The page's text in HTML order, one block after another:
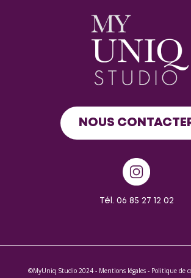
NOUS
Tél. 06 85 27 12 02
©MyUniq Studio 2024 - Mentions légales - Politique de